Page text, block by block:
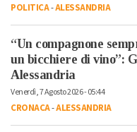
POLITICA-ALESSANDRIA
“Un compagnone
un bicchiere di vino”:
Alessandria
Venerdì, 7 Agosto 2026 - 05:44
CRONACA-ALESSANDRIA